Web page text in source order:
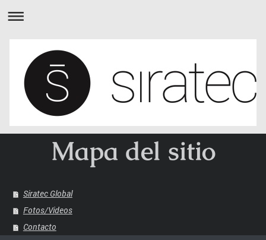
Mapa del sitio
Siratec Global
Fotos/Videos
Contacto